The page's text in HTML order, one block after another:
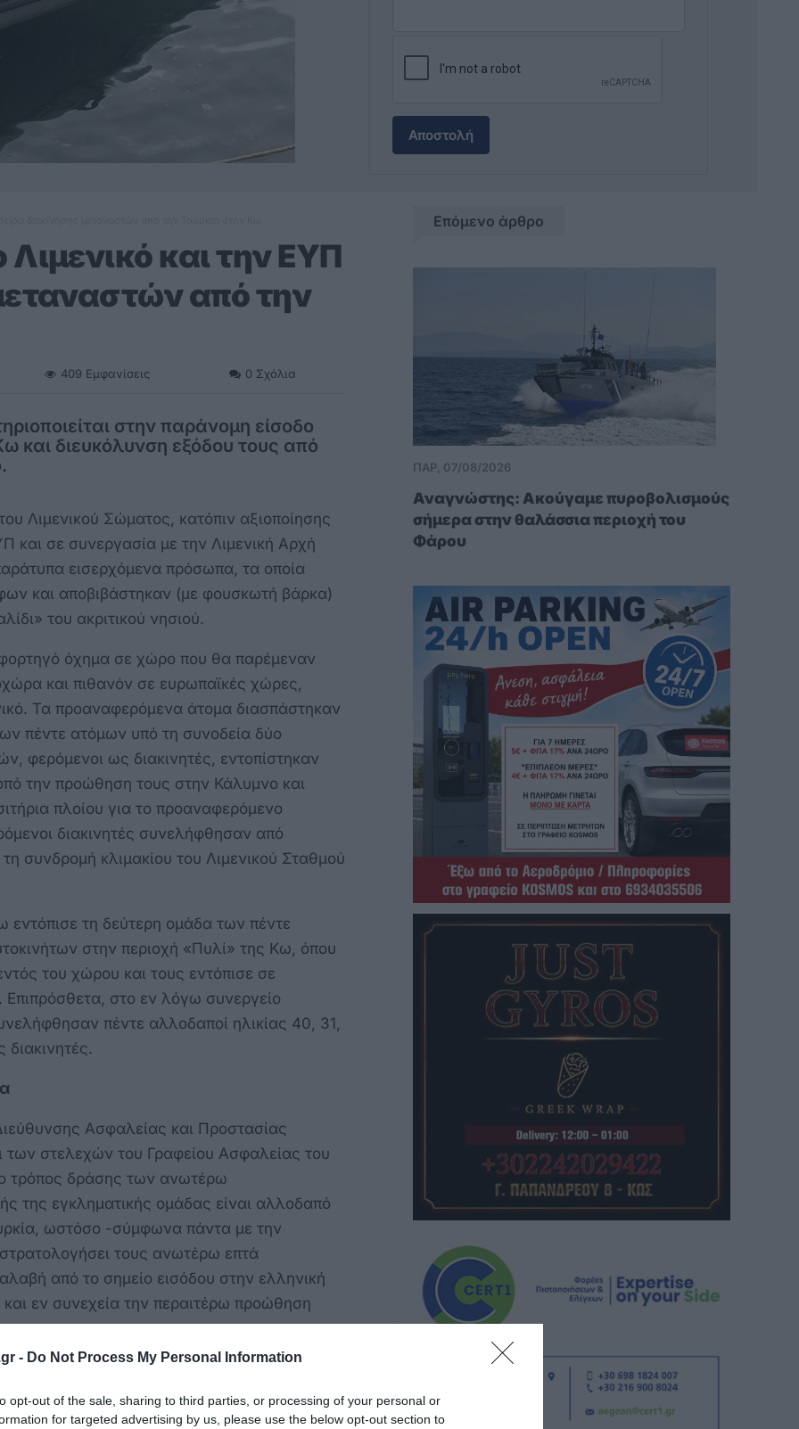
- Do Not Process My Personal Information
opt-out of the sale, sharing to third parties, or processing of your personal or
for targeted advertising by us, please use the below opt-out section to
Αποστολή
και την ΕΥΠ
από την
409 Εμφανίσεις 0 Σχόλια
στην παράνομη είσοδο
και διευκόλυνση εξόδου τους από
Λιμενικού Σώματος, κατόπιν αξιοποίησης
και σε συνεργασία με την Λιμενική Αρχή
εισερχόμενα πρόσωπα, τα οποία
και αποβιβάστηκαν (με φουσκωτή βάρκα)
του ακριτικού νησιού.
όχημα σε χώρο που θα παρέμεναν
και πιθανόν σε ευρωπαϊκές χώρες,
Τα προαναφερόμενα άτομα διασπάστηκαν
πέντε ατόμων υπό τη συνοδεία δύο
φερόμενοι ως διακινητές, εντοπίστηκαν
την προώθηση τους στην Κάλυμνο και
πλοίου για το προαναφερόμενο
διακινητές συνελήφθησαν από
συνδρομή κλιμακίου του Λιμενικού Σταθμού
εντόπισε τη δεύτερη ομάδα των πέντε
στην περιοχή «Πυλί» της Κω, όπου
του χώρου και τους εντόπισε σε
στο εν λόγω συνεργείο
πέντε αλλοδαποί ηλικίας 40, 31,
ως διακινητές.
Τουρκία
Ασφαλείας και Προστασίας
στελεχών του Γραφείου Ασφαλείας του
τρόπος δράσης των ανωτέρω
της εγκληματικής ομάδας είναι αλλοδαπό
ωστόσο -σύμφωνα πάντα με την
τους ανωτέρω επτά
από το σημείο εισόδου στην ελληνική
εν συνεχεία την περαιτέρω προώθηση
διώκονται για παράβαση των άρθρων 29 &
ΚΑΙ ΚΟΙΝΩΝΙΚΗΣ ΕΝΤΑΞΗΣ
187 του Π.Κ. «ΕΓΚΛΗΜΑΤΙΚΗ ΟΡΓΑΝΩΣΗ».
Επόμενο άρθρο
ΠΑΡ, 07/08/2026
Αναγνώστης: Ακούγαμε πυροβολισμούς
σήμερα στην θαλάσσια περιοχή του
Φάρου